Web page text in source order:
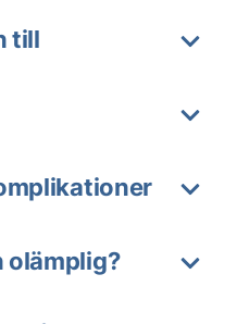
till
olämplig?